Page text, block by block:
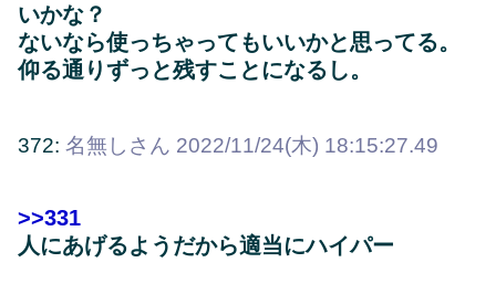
いかな？
ないなら使っちゃってもいいかと思ってる。
仰る通りずっと残すことになるし。
372: 名無しさん 2022/11/24(木) 18:15:27.49
>>331
人にあげるようだから適当にハイパー